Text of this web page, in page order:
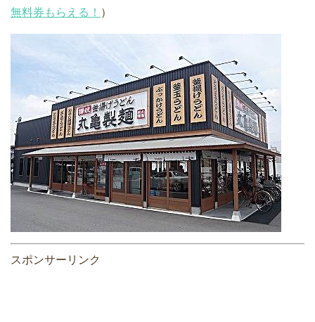
無料券もらえる！ ）
スポンサーリンク